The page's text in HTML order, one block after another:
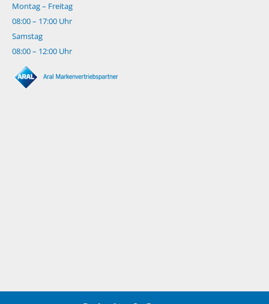
Montag – Freitag
08:00 – 17:00 Uhr
Samstag
08:00 – 12:00 Uhr